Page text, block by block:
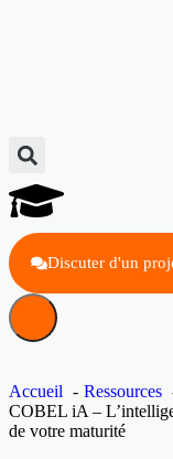
Discuter d'un
Accueil
Ressources
COBEL iA –
de votre maturité